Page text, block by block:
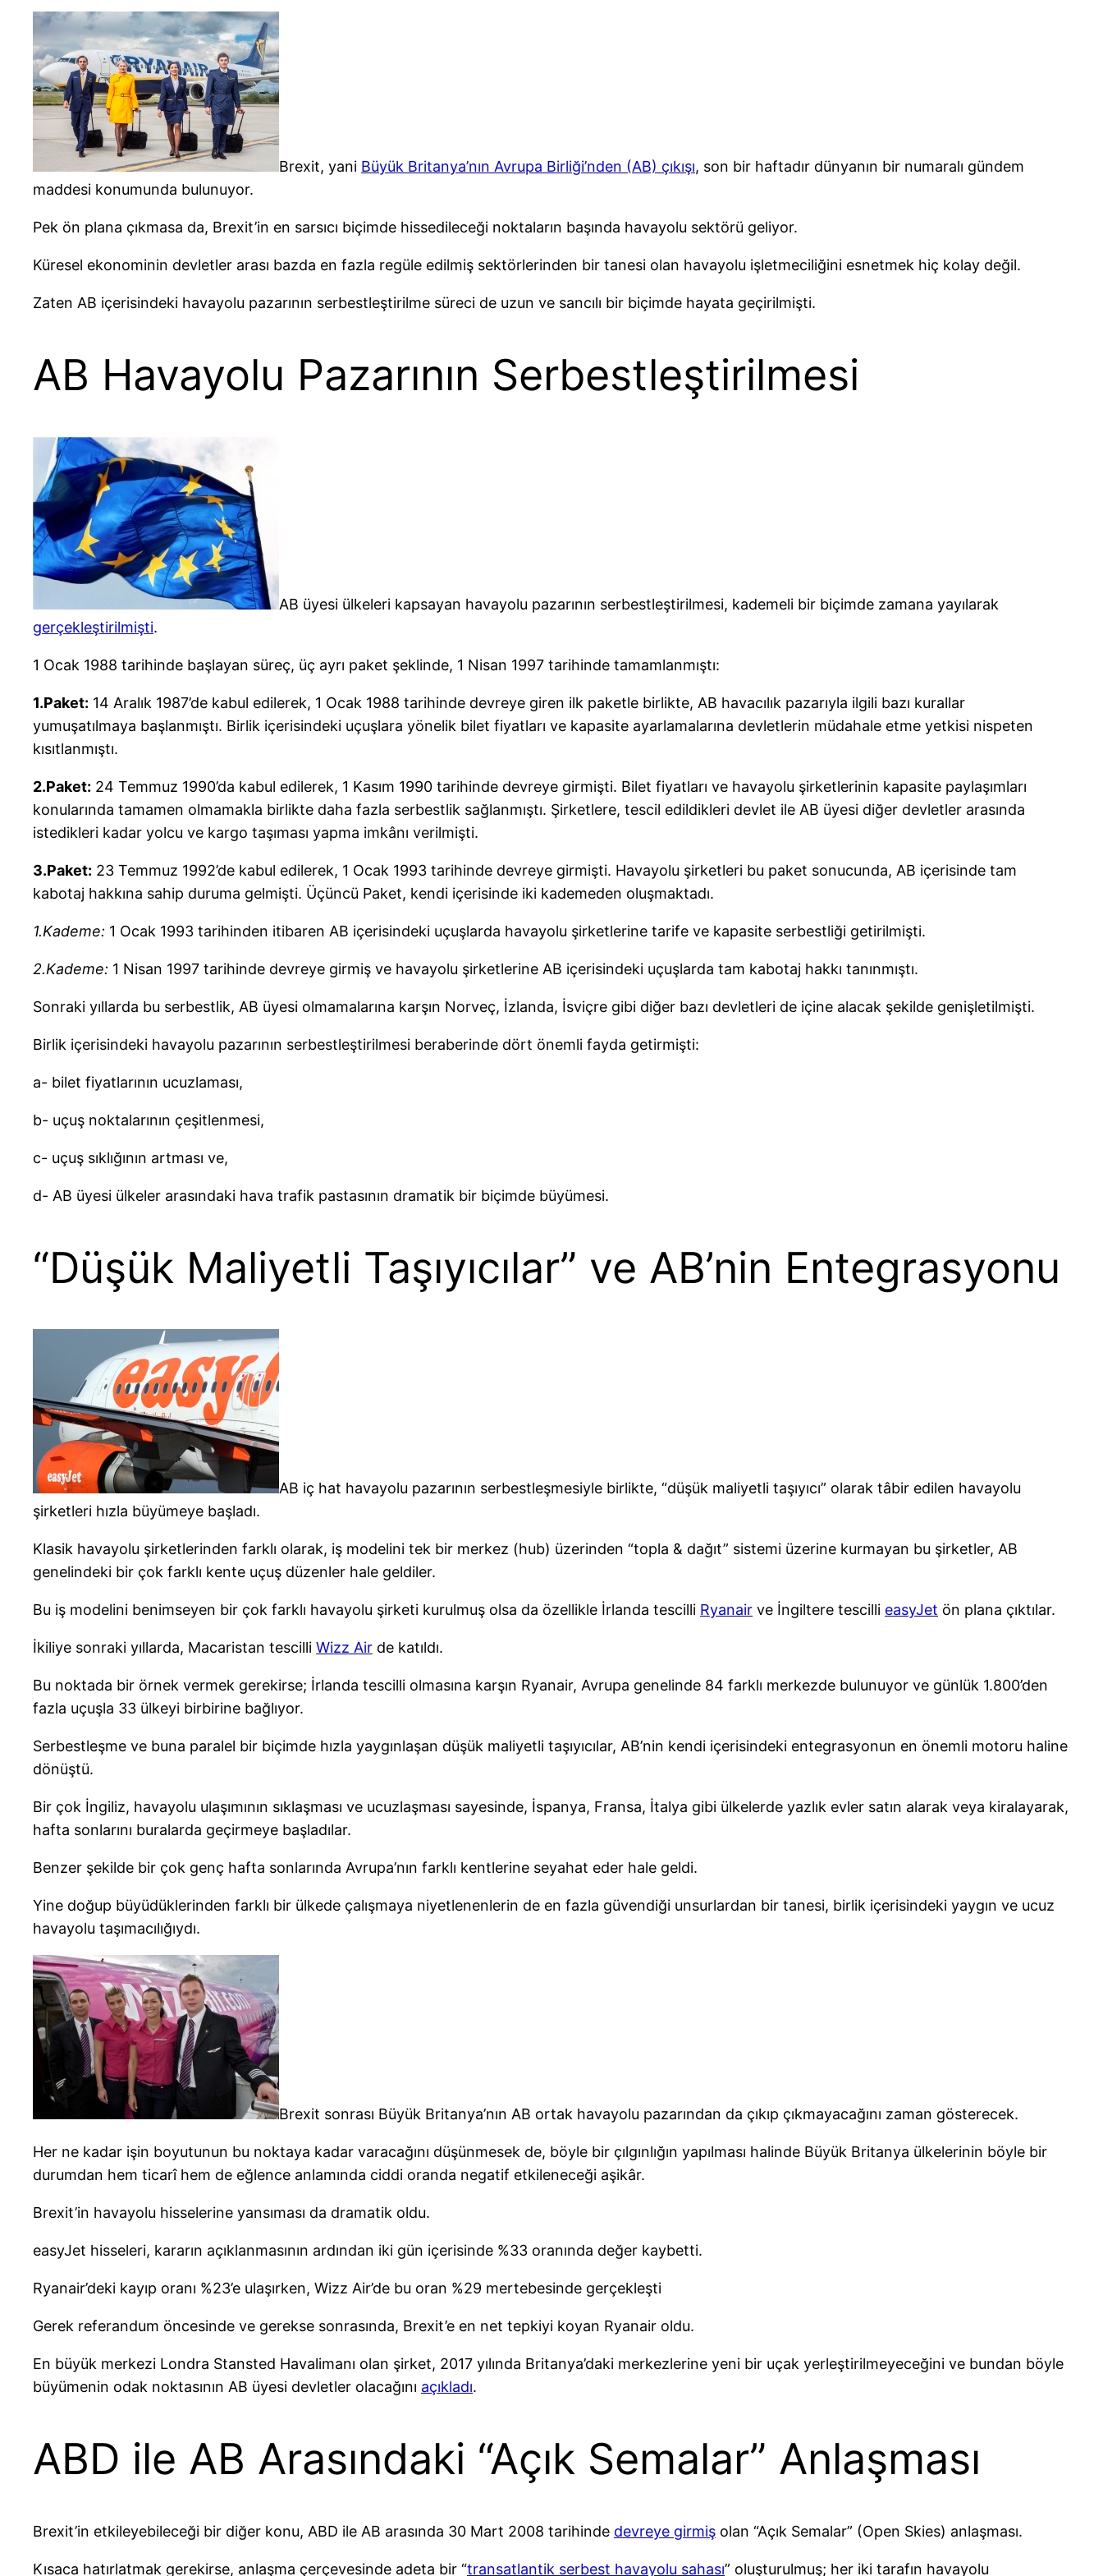
Brexit, yani Büyük Britanya’nın Avrupa Birliği’nden (AB) çıkışı, son bir haftadır dünyanın bir numaralı gündem
maddesi konumunda bulunuyor.
Pek ön plana çıkmasa da, Brexit’in en sarsıcı biçimde hissedileceği noktaların başında havayolu sektörü geliyor.
Küresel ekonominin devletler arası bazda en fazla regüle edilmiş sektörlerinden bir tanesi olan havayolu işletmeciliğini esnetmek hiç kolay değil.
Zaten AB içerisindeki havayolu pazarının serbestleştirilme süreci de uzun ve sancılı bir biçimde hayata geçirilmişti.
AB Havayolu Pazarının Serbestleştirilmesi
AB üyesi ülkeleri kapsayan havayolu pazarının serbestleştirilmesi, kademeli bir biçimde zamana yayılarak
gerçekleştirilmişti.
1 Ocak 1988 tarihinde başlayan süreç, üç ayrı paket şeklinde, 1 Nisan 1997 tarihinde tamamlanmıştı:
1.Paket: 14 Aralık 1987’de kabul edilerek, 1 Ocak 1988 tarihinde devreye giren ilk paketle birlikte, AB havacılık pazarıyla ilgili bazı kurallar
yumuşatılmaya başlanmıştı. Birlik içerisindeki uçuşlara yönelik bilet fiyatları ve kapasite ayarlamalarına devletlerin müdahale etme yetkisi nispeten
kısıtlanmıştı.
2.Paket: 24 Temmuz 1990’da kabul edilerek, 1 Kasım 1990 tarihinde devreye girmişti. Bilet fiyatları ve havayolu şirketlerinin kapasite paylaşımları
konularında tamamen olmamakla birlikte daha fazla serbestlik sağlanmıştı. Şirketlere, tescil edildikleri devlet ile AB üyesi diğer devletler arasında
istedikleri kadar yolcu ve kargo taşıması yapma imkânı verilmişti.
3.Paket: 23 Temmuz 1992’de kabul edilerek, 1 Ocak 1993 tarihinde devreye girmişti. Havayolu şirketleri bu paket sonucunda, AB içerisinde tam
kabotaj hakkına sahip duruma gelmişti. Üçüncü Paket, kendi içerisinde iki kademeden oluşmaktadı.
1.Kademe: 1 Ocak 1993 tarihinden itibaren AB içerisindeki uçuşlarda havayolu şirketlerine tarife ve kapasite serbestliği getirilmişti.
2.Kademe: 1 Nisan 1997 tarihinde devreye girmiş ve havayolu şirketlerine AB içerisindeki uçuşlarda tam kabotaj hakkı tanınmıştı.
Sonraki yıllarda bu serbestlik, AB üyesi olmamalarına karşın Norveç, İzlanda, İsviçre gibi diğer bazı devletleri de içine alacak şekilde genişletilmişti.
Birlik içerisindeki havayolu pazarının serbestleştirilmesi beraberinde dört önemli fayda getirmişti:
a- bilet fiyatlarının ucuzlaması,
b- uçuş noktalarının çeşitlenmesi,
c- uçuş sıklığının artması ve,
d- AB üyesi ülkeler arasındaki hava trafik pastasının dramatik bir biçimde büyümesi.
“Düşük Maliyetli Taşıyıcılar” ve AB’nin Entegrasyonu
AB iç hat havayolu pazarının serbestleşmesiyle birlikte, “düşük maliyetli taşıyıcı” olarak tâbir edilen havayolu
şirketleri hızla büyümeye başladı.
Klasik havayolu şirketlerinden farklı olarak, iş modelini tek bir merkez (hub) üzerinden “topla & dağıt” sistemi üzerine kurmayan bu şirketler, AB
genelindeki bir çok farklı kente uçuş düzenler hale geldiler.
Bu iş modelini benimseyen bir çok farklı havayolu şirketi kurulmuş olsa da özellikle İrlanda tescilli Ryanair ve İngiltere tescilli easyJet ön plana çıktılar.
İkiliye sonraki yıllarda, Macaristan tescilli Wizz Air de katıldı.
Bu noktada bir örnek vermek gerekirse; İrlanda tescilli olmasına karşın Ryanair, Avrupa genelinde 84 farklı merkezde bulunuyor ve günlük 1.800’den
fazla uçuşla 33 ülkeyi birbirine bağlıyor.
Serbestleşme ve buna paralel bir biçimde hızla yaygınlaşan düşük maliyetli taşıyıcılar, AB’nin kendi içerisindeki entegrasyonun en önemli motoru haline
dönüştü.
Bir çok İngiliz, havayolu ulaşımının sıklaşması ve ucuzlaşması sayesinde, İspanya, Fransa, İtalya gibi ülkelerde yazlık evler satın alarak veya kiralayarak,
hafta sonlarını buralarda geçirmeye başladılar.
Benzer şekilde bir çok genç hafta sonlarında Avrupa’nın farklı kentlerine seyahat eder hale geldi.
Yine doğup büyüdüklerinden farklı bir ülkede çalışmaya niyetlenenlerin de en fazla güvendiği unsurlardan bir tanesi, birlik içerisindeki yaygın ve ucuz
havayolu taşımacılığıydı.
Brexit sonrası Büyük Britanya’nın AB ortak havayolu pazarından da çıkıp çıkmayacağını zaman gösterecek.
Her ne kadar işin boyutunun bu noktaya kadar varacağını düşünmesek de, böyle bir çılgınlığın yapılması halinde Büyük Britanya ülkelerinin böyle bir
durumdan hem ticarî hem de eğlence anlamında ciddi oranda negatif etkileneceği aşikâr.
Brexit’in havayolu hisselerine yansıması da dramatik oldu.
easyJet hisseleri, kararın açıklanmasının ardından iki gün içerisinde %33 oranında değer kaybetti.
Ryanair’deki kayıp oranı %23’e ulaşırken, Wizz Air’de bu oran %29 mertebesinde gerçekleşti
Gerek referandum öncesinde ve gerekse sonrasında, Brexit’e en net tepkiyi koyan Ryanair oldu.
En büyük merkezi Londra Stansted Havalimanı olan şirket, 2017 yılında Britanya’daki merkezlerine yeni bir uçak yerleştirilmeyeceğini ve bundan böyle
büyümenin odak noktasının AB üyesi devletler olacağını açıkladı.
ABD ile AB Arasındaki “Açık Semalar” Anlaşması
Brexit’in etkileyebileceği bir diğer konu, ABD ile AB arasında 30 Mart 2008 tarihinde devreye girmiş olan “Açık Semalar” (Open Skies) anlaşması.
Kısaca hatırlatmak gerekirse, anlaşma çerçevesinde adeta bir “transatlantik serbest havayolu sahası” oluşturulmuş; her iki tarafın havayolu